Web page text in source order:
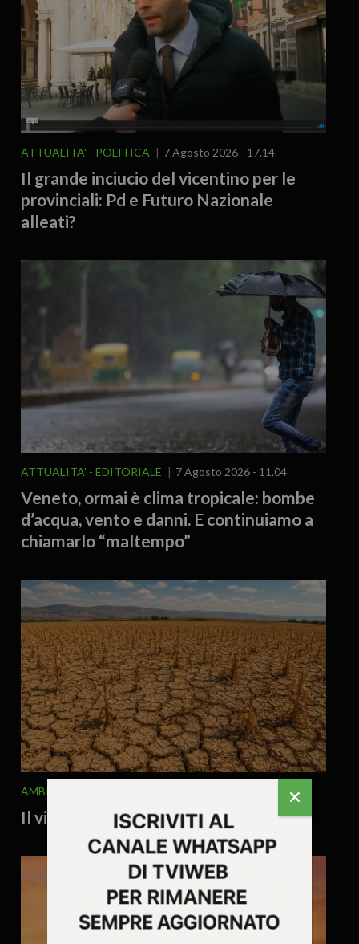
ATTUALITA' POLITICA 7 Agosto 2026 - 17.14
Il grande inciucio del vicentino per le
provinciali: Pd e Futuro Nazionale
alleati?
ATTUALITA' EDITORIALE 7 Agosto 2026 - 11.04
Veneto, ormai è clima tropicale: bombe
d’acqua, vento e danni. E continuiamo a
chiamarlo “maltempo”
AMBIENTE
Il vicentino brucia, agricoltura ko